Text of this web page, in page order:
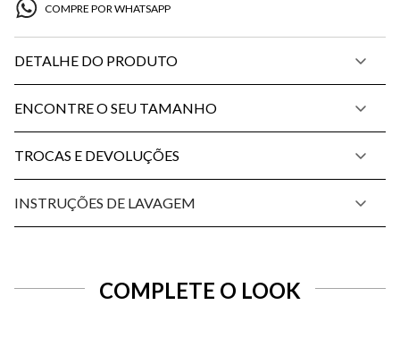
COMPRE POR WHATSAPP
DETALHE DO PRODUTO
ENCONTRE O SEU TAMANHO
TROCAS E DEVOLUÇÕES
INSTRUÇÕES DE LAVAGEM
COMPLETE O LOOK